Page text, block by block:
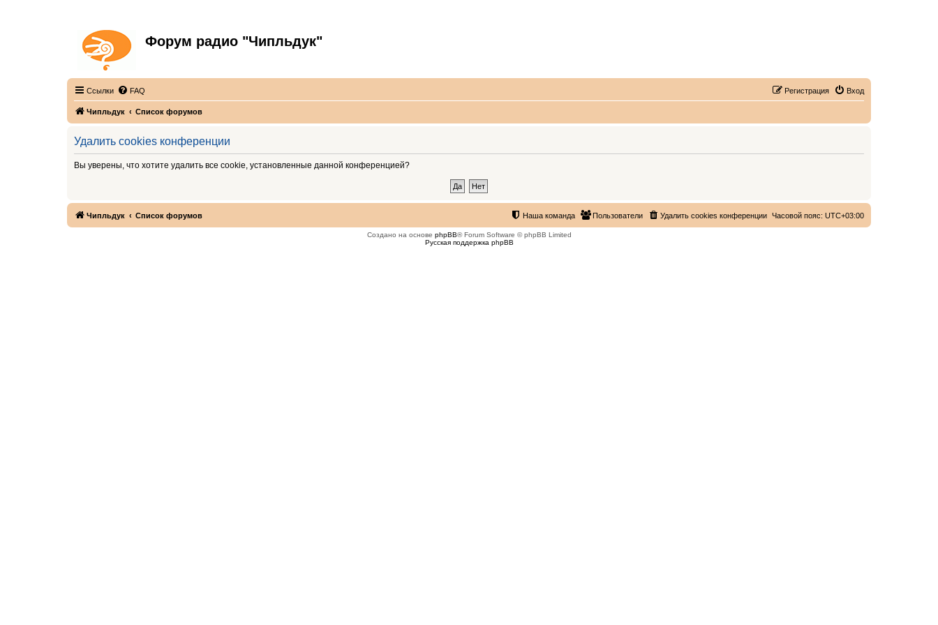
Форум радио "Чипльдук"
Ссылки FAQ Вход
Регистрация
Чипльдук Список форумов
Удалить cookies конференции
Вы уверены, что хотите удалить все cookie, установленные данной конференцией?
Чипльдук Список форумов Часовой пояс: UTC+03:00
Удалить cookies конференции
Пользователи
Наша команда
Создано на основе phpBB® Forum Software © phpBB Limited
Русская поддержка phpBB